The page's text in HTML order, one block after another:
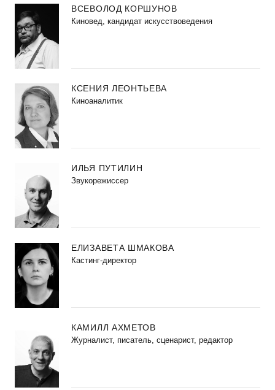
ВСЕВОЛОД КОРШУНОВ
Киновед, кандидат искусствоведения
КСЕНИЯ ЛЕОНТЬЕВА
Киноаналитик
ИЛЬЯ ПУТИЛИН
Звукорежиссер
ЕЛИЗАВЕТА ШМАКОВА
Кастинг-директор
КАМИЛЛ АХМЕТОВ
Журналист, писатель, сценарист, редактор